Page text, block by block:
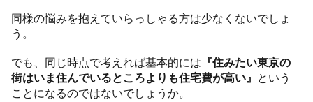
同様の悩みを抱えていらっしゃる方は少なくないでしょ
う。
でも、同じ時点で考えれば基本的には 『住みたい東京の
街はいま住んでいるところよりも住宅費が高い』 という
ことになるのではないでしょうか。